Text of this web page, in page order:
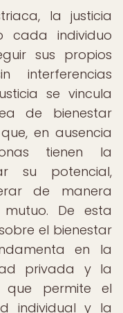
la justicia
cada individuo
sus propios
interferencias
se vincula
de bienestar
en ausencia
tienen la
su potencial,
de manera
De esta
el bienestar
en la
privada y la
que permite el
individual y la